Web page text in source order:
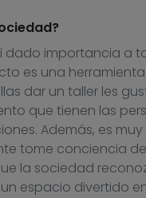
dado importancia a
es una
dar un taller les
que tienen las
Además, es
tome conciencia
la sociedad
espacio divertido